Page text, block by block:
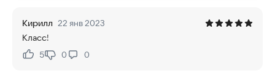
Кирилл 22 янв 2023
Класс!
Нравится:
5Не нравится:
0 0